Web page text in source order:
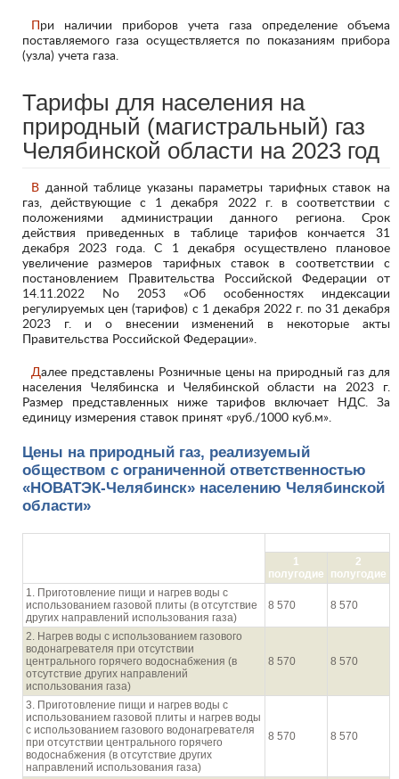
поставляемого газа осуществляется по показаниям прибора
(узла) учета газа.
Тарифы для населения на
природный (магистральный) газ
Челябинской области на 2023 год
В данной таблице указаны параметры тарифных ставок на
газ, действующие с 1 декабря 2022 г. в соответствии с
положениями администрации данного региона. Срок
действия приведенных в таблице тарифов кончается 31
декабря 2023 года. С 1 декабря осуществлено плановое
увеличение размеров тарифных ставок в соответствии с
постановлением Правительства Российской Федерации от
14.11.2022 No 2053 «Об особенностях индексации
регулируемых цен (тарифов) с 1 декабря 2022 г. по 31 декабря
2023 г. и о внесении изменений в некоторые акты
Правительства Российской Федерации».
Далее представлены Розничные цены на природный газ для
населения Челябинска и Челябинской области на 2023 г.
Размер представленных ниже тарифов включает НДС. За
единицу измерения ставок принят «руб./1000 куб.м».
Цены на природный газ, реализуемый
обществом с ограниченной ответственностью
«НОВАТЭК-Челябинск» населению Челябинской
области»
1
полугодие
2
полугодие
1. Приготовление пищи и нагрев воды с
использованием газовой плиты (в отсутствие
других направлений использования газа)
8 570 8 570
2. Нагрев воды с использованием газового
водонагревателя при отсутствии
центрального горячего водоснабжения (в
отсутствие других направлений
использования газа)
8 570 8 570
3. Приготовление пищи и нагрев воды с
использованием газовой плиты и нагрев воды
с использованием газового водонагревателя
при отсутствии центрального горячего
водоснабжения (в отсутствие других
направлений использования газа)
8 570 8 570